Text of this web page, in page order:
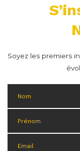
Soyez les premiers